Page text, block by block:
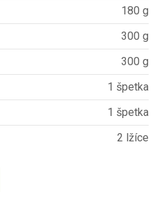
180 g
300 g
300 g
1 špetka
1 špetka
2 lžíce